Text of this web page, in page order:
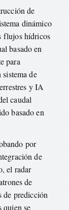
de
dinámico
flujos hídricos
basado en
para
de
y IA
caudal
basado en
por
de
el radar
de
de predicción
quien se